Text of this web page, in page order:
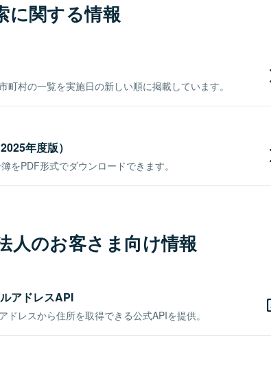
に関する情報
町村の一覧を実施日の新しい順に掲載しています。
年度版）
をPDF形式でダウンロードできます。
人のお客さま向け情報
アドレスAPI
ドレスから住所を取得できる公式APIを提供。